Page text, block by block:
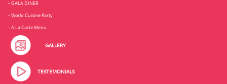
– GALA DINER
– World Cuisine Party
– A La Carte Menu
GALLERY
TESTEMONIALS